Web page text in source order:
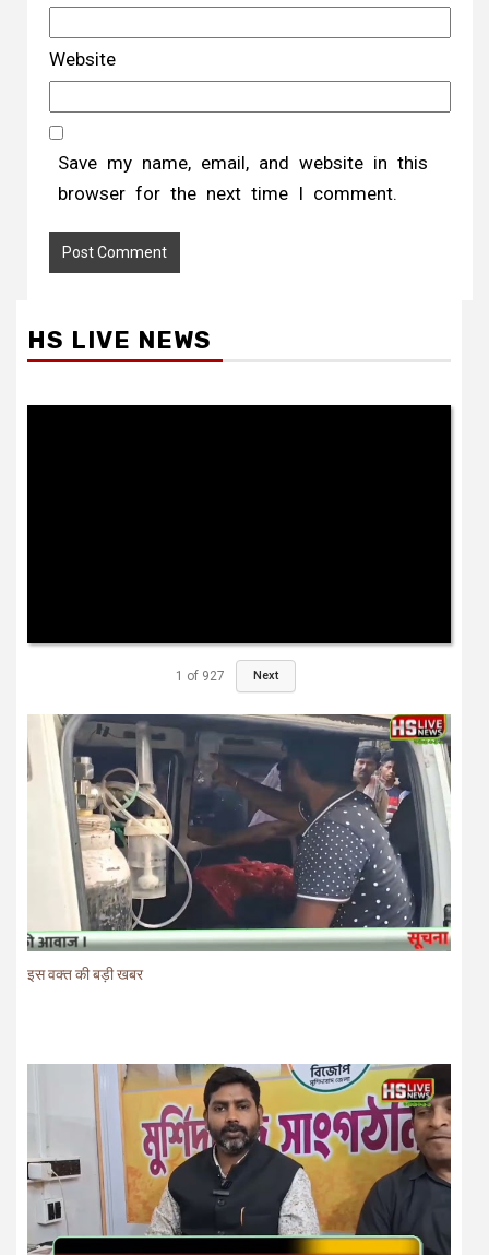
Website
Save my name, email, and website in this
browser for the next time I comment.
HS LIVE NEWS
1 of 927 Next
इस वक्त की बड़ी खबर